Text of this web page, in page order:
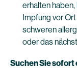
erhalten
Impfung vor
schweren
oder das
Suchen Sie sofort